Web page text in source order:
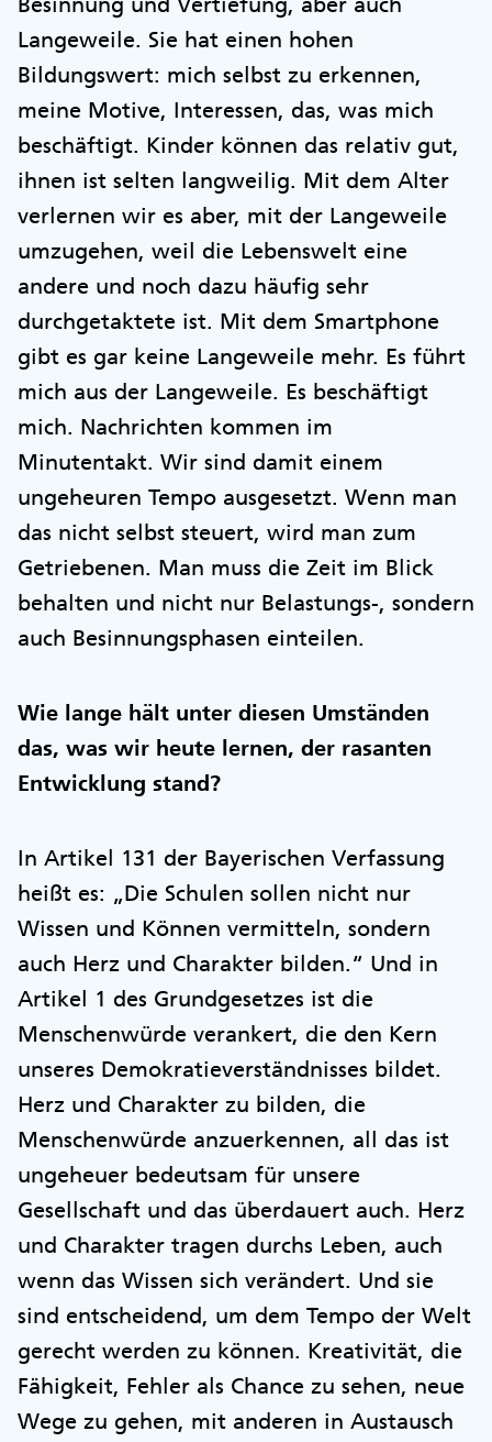
Langeweile. Sie hat einen hohen
Bildungswert: mich selbst zu erkennen,
meine Motive, Interessen, das, was mich
beschäftigt. Kinder können das relativ gut,
ihnen ist selten langweilig. Mit dem Alter
verlernen wir es aber, mit der Langeweile
umzugehen, weil die Lebenswelt eine
andere und noch dazu häufig sehr
durchgetaktete ist. Mit dem Smartphone
gibt es gar keine Langeweile mehr. Es führt
mich aus der Langeweile. Es beschäftigt
mich. Nachrichten kommen im
Minutentakt. Wir sind damit einem
ungeheuren Tempo ausgesetzt. Wenn man
das nicht selbst steuert, wird man zum
Getriebenen. Man muss die Zeit im Blick
behalten und nicht nur Belastungs-, sondern
auch Besinnungsphasen einteilen.
Wie lange hält unter diesen Umständen
das, was wir heute lernen, der rasanten
Entwicklung stand?
In Artikel 131 der Bayerischen Verfassung
heißt es: „Die Schulen sollen nicht nur
Wissen und Können vermitteln, sondern
auch Herz und Charakter bilden.“ Und in
Artikel 1 des Grundgesetzes ist die
Menschenwürde verankert, die den Kern
unseres Demokratieverständnisses bildet.
Herz und Charakter zu bilden, die
Menschenwürde anzuerkennen, all das ist
ungeheuer bedeutsam für unsere
Gesellschaft und das überdauert auch. Herz
und Charakter tragen durchs Leben, auch
wenn das Wissen sich verändert. Und sie
sind entscheidend, um dem Tempo der Welt
gerecht werden zu können. Kreativität, die
Fähigkeit, Fehler als Chance zu sehen, neue
Wege zu gehen, mit anderen in Austausch